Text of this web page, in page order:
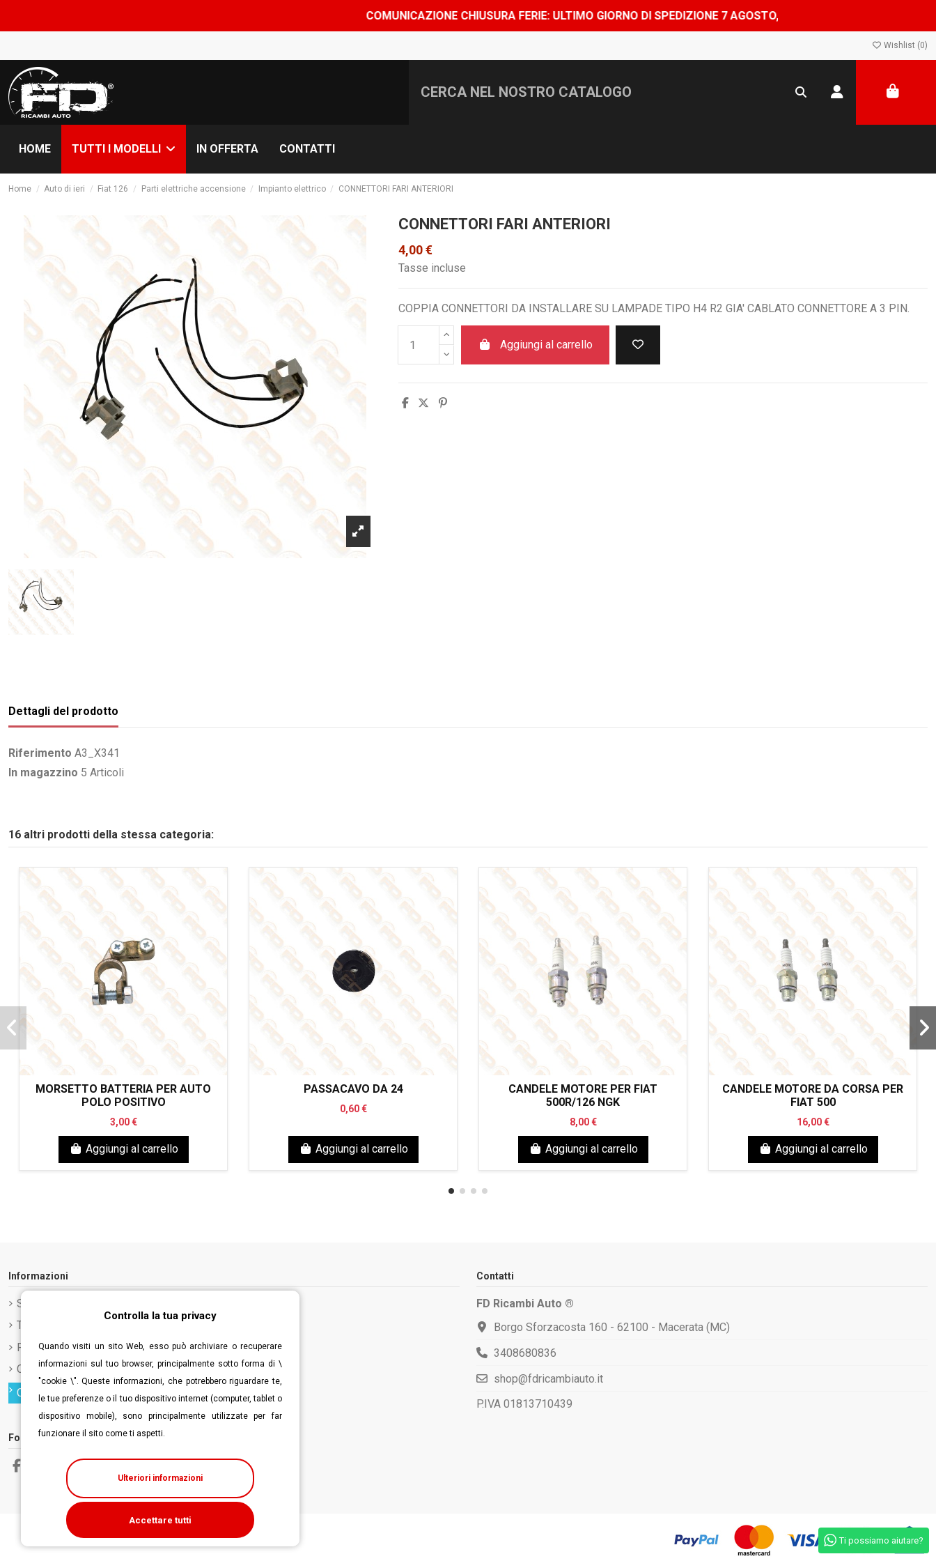
COMUNICAZIONE CHIUSURA FERIE: ULTIMO GIORNO DI SPEDIZIONE 7 AGOSTO, SHOP CHIUSO DAL 8 AL 24 AGOSTO
Wishlist (0)
HOME TUTTI I MODELLI IN OFFERTA CONTATTI
Home Auto di ieri Fiat 126 Parti elettriche accensione Impianto elettrico CONNETTORI FARI ANTERIORI
CONNETTORI FARI ANTERIORI
4,00 €
Tasse incluse
COPPIA CONNETTORI DA INSTALLARE SU LAMPADE TIPO H4 R2 GIA' CABLATO CONNETTORE A 3 PIN.
Aggiungi al carrello
Dettagli del prodotto
Riferimento A3_X341
In magazzino 5 Articoli
16 altri prodotti della stessa categoria:
MORSETTO BATTERIA PER AUTO
POLO POSITIVO
3,00 €
Aggiungi al carrello
PASSACAVO DA 24
0,60 €
Aggiungi al carrello
CANDELE MOTORE PER FIAT
500R/126 NGK
8,00 €
Aggiungi al carrello
CANDELE MOTORE DA CORSA PER
FIAT 500
16,00 €
Aggiungi al carrello
Informazioni
Spedizione e Consegna
Termini e condizioni d'uso
Privacy Policy
Cookie Policy
Controlla la tua privacy
Contatti
FD Ricambi Auto ®
Borgo Sforzacosta 160 - 62100 - Macerata (MC)
3408680836
shop@fdricambiauto.it
P.IVA 01813710439
Follow us
Ti possiamo aiutare?
Controlla la tua privacy
Quando visiti un sito Web, esso può archiviare o recuperare
informazioni sul tuo browser, principalmente sotto forma di \
"cookie \". Queste informazioni, che potrebbero riguardare te,
le tue preferenze o il tuo dispositivo internet (computer, tablet o
dispositivo mobile), sono principalmente utilizzate per far
funzionare il sito come ti aspetti.
Ulteriori informazioni
Accettare tutti